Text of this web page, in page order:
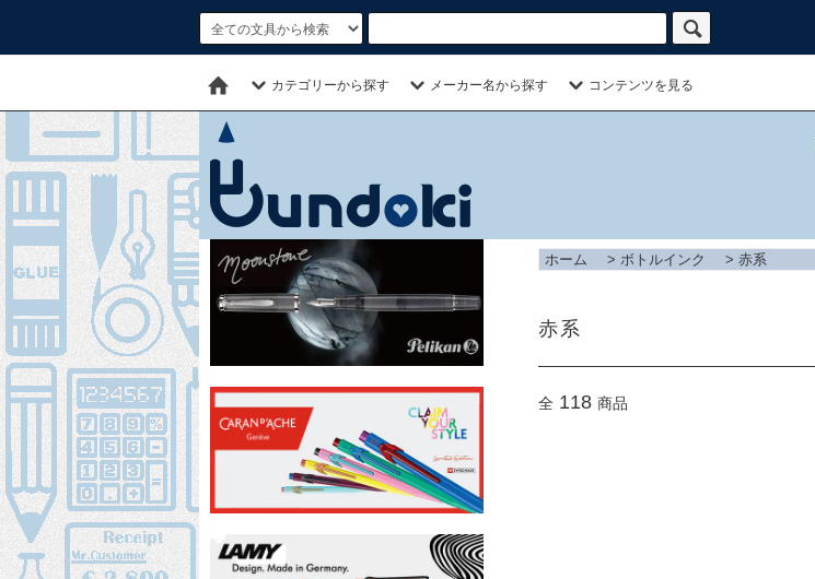
カテゴリーから探す メーカー名から探す コンテンツを見る
ホーム > ボトルインク > 赤系
赤系
全 118 商品